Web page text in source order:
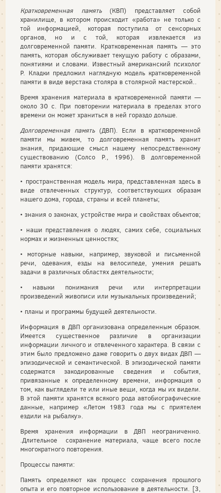
Кратковременная память (КВП) представляет собой
хранилище, в котором происходит «работа» не только с
той информацией, которая поступила от сенсорных
органов, но и с той, которая извлекается из
долговременной памяти. Кратковременная память — это
память, которая обслуживает текущую работу с образами,
понятиями и словами. Известный американский психолог
Р. Кладки предложил наглядную модель кратковременной
памяти в виде верстака столя­ра в столярной мастерской..
Время хранения материала в кратковременной памяти —
около 30 с. При по­вторении материала в пределах этого
времени он может храниться в ней гораз­до дольше.
Долговременная память (ДВП). Если в кратковременной
памяти мы живем, то долговременная память хранит
знания, придающие смысл нашему непосред­ственному
существованию (Солсо Р., 1996). В долговременной
памяти хра­нятся:
• пространственная модель мира, представленная здесь в
виде отвлеченных структур, соответствующих образам
нашего дома, города, страны и всей планеты;
• знания о законах, устройстве мира и свойствах объектов;
• наши представления о людях, самих себе, социальных
нормах и жизненных ценностях;
• моторные навыки, например, звуковой и письменной
речи, одевания, езды на велосипеде, умения решать
задачи в различных областях деятельности;
• навыки понимания речи или интерпретации
произведений живописи или музыкальных произведений;
• планы и программы будущей деятельности.
Информация в ДВП организована определенным образом.
Имеется суще­ственное различие в организации
информации личного и отвлеченного характе­ра. В связи с
этим было предложено даже говорить о двух видах ДВП —
эпизо­дической и семантической. В эпизодической памяти
содержатся закодирован­ные сведения и события,
привязанные к определенному времени, информация о
том, как выглядели те или иные вещи, когда мы их видели.
В этой памяти хра­нятся всякого рода автобиографические
данные, например «Летом 1983 года мы с приятелем
ездили на рыбалку».
Время хранения информации в ДВП неограниченно.
.Длительное сохранение материала, чаще всего после
многократного повторения.
Процессы памяти:
Память определяют как процесс сохранения прошлого
опыта и его повторное использование в деятельности. [3,